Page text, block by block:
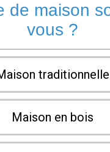
de maison
vous ?
traditionnelle
Maison en bois